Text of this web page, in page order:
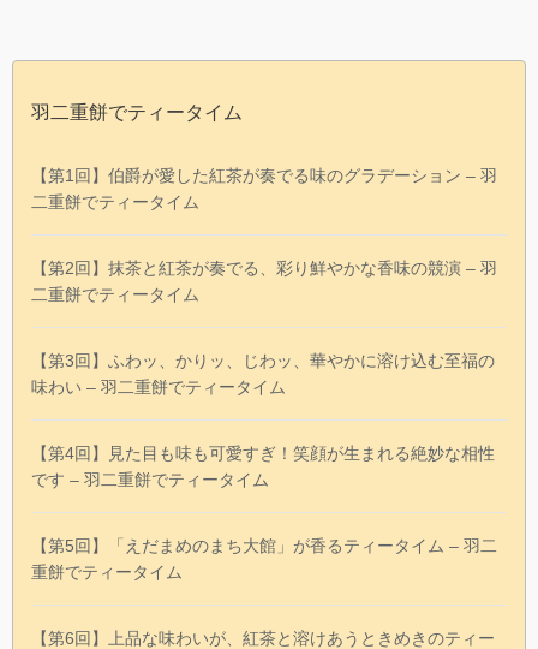
羽二重餅でティータイム
【第1回】伯爵が愛した紅茶が奏でる味のグラデーション – 羽
二重餅でティータイム
【第2回】抹茶と紅茶が奏でる、彩り鮮やかな香味の競演 – 羽
二重餅でティータイム
【第3回】ふわッ、かりッ、じわッ、華やかに溶け込む至福の
味わい – 羽二重餅でティータイム
【第4回】見た目も味も可愛すぎ！笑顔が生まれる絶妙な相性
です – 羽二重餅でティータイム
【第5回】「えだまめのまち大館」が香るティータイム – 羽二
重餅でティータイム
【第6回】上品な味わいが、紅茶と溶けあうときめきのティー